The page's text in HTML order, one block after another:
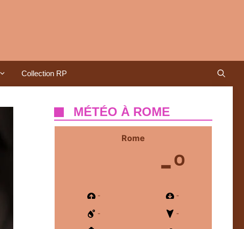
Collection RP
MÉTÉO À ROME
Rome
-º
- -
- -